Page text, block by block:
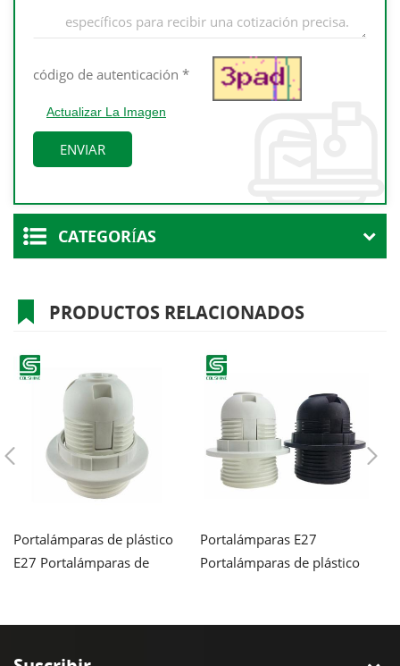
Actualizar La Imagen
CATEGORÍAS
PRODUCTOS RELACIONADOS
Portalámparas de plástico
E27 Portalámparas de
Portalámparas E27
Portalámparas de plástico